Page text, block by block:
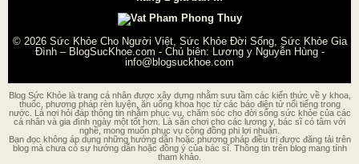
© 2026 Sức Khỏe Cho Người Việt, Sức Khỏe Đời Sống, Sức Khỏe Gia
Đình – BlogSucKhoe.com - Chủ biên: Lương y Nguyễn Hùng-
info@blogsuckhoe.com
Blog Sức Khỏe là trang cá nhân được xây dựng nhằm sưu tầm các kiến thức về y khoa,
thuốc, phương pháp rèn luyện, ăn uống khoa học từ các báo điện tử nổi tiếng trong
nước. Là nơi hỏi đáp thông tin nhằm phục vụ, chăm sóc cho đời sống sức khỏe của các
cá nhân và gia đình ngày một tốt hơn. Là sân chơi cho các lương y, bác sĩ có tâm với
nghề, mong muốn phục vụ cộng đồng phi lợi nhuận.
Bạn đọc không áp dụng những hướng dẫn hoặc phương pháp điều trị được đăng tải trên
blog mà chưa có sự hướng dẫn hoặc đồng ý của bác sĩ. Thông tin trên blog mang tính
tham khảo.